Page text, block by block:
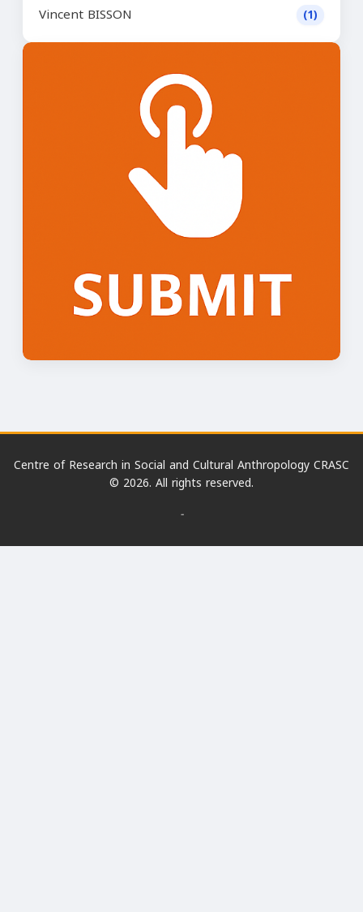
Vincent BISSON (1)
Centre of Research in Social and Cultural Anthropology CRASC
© 2026. All rights reserved.
-